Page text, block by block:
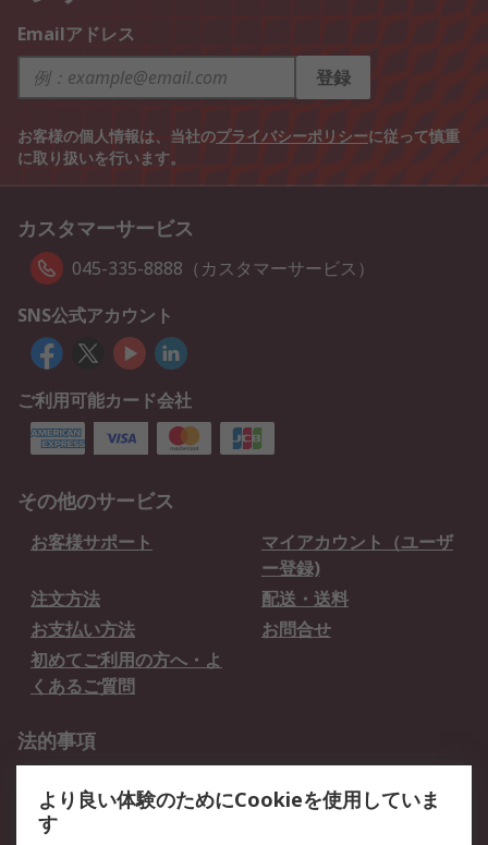
Emailアドレス
登録
お客様の個人情報は、当社のプライバシーポリシーに従って慎重
に取り扱いを行います。
カスタマーサービス
045-335-8888（カスタマーサービス）
SNS公式アカウント
ご利用可能カード会社
その他のサービス
お客様サポート
マイアカウント（ユーザ
ー登録)
注文方法
配送・送料
お支払い方法
お問合せ
初めてご利用の方へ・よ
くあるご質問
法的事項
クッキーポリシー
より良い体験のためにCookieを使用していま
す